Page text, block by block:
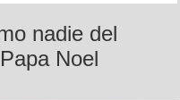
nadie del
Noel